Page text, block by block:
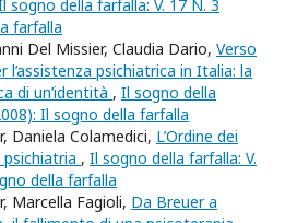
sogno della farfalla: V. 17 N. 3
farfalla
Del Missier, Claudia Dario, Verso
l’assistenza psichiatrica in Italia: la
di un’identità , Il sogno della
Il sogno della farfalla
Daniela Colamedici, L’Ordine dei
, Il sogno della farfalla: V.
della farfalla
Marcella Fagioli, Da Breuer a